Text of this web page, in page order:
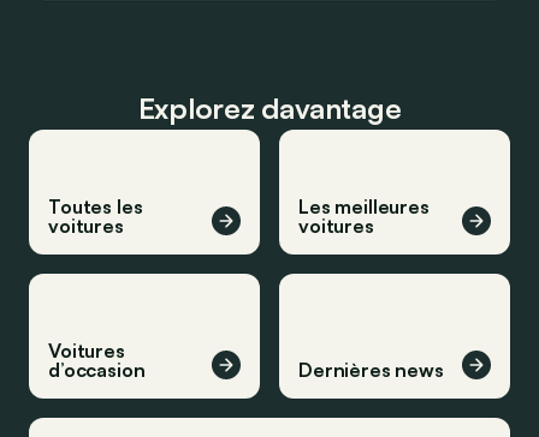
Explorez davantage
Toutes les
voitures
Les meilleures
voitures
Voitures
d’occasion
Dernières news